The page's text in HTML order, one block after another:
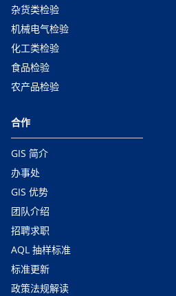
杂货类检验
机械电气检验
化工类检验
食品检验
农产品检验
合作
GIS 简介
办事处
GIS 优势
团队介绍
招聘求职
AQL 抽样标准
标准更新
政策法规解读